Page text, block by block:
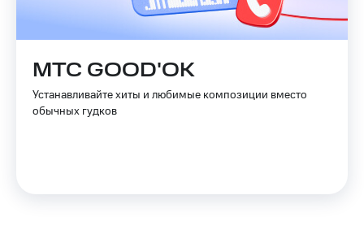
Скидка 30%
МТС
МТС
Накопления
товаров
Скидки
до 40%
МТС GOOD'OK
Устанавливайте хиты и любимые композиции вместо
обычных гудков